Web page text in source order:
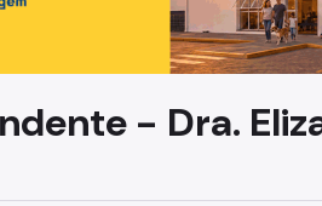
- Dra.